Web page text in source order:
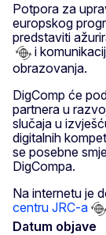
Potpora za
europskog
predstaviti
i
obrazovanja.
DigComp će
partnera u
slučaja u
digitalnih
se posebne
DigCompa.
Na internetu je
centru JRC-a
Datum objave